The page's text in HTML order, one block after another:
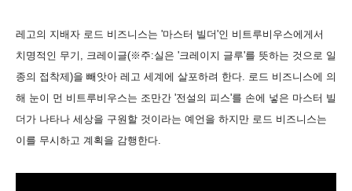
레고의 지배자 로드 비즈니스는 '마스터 빌더'인 비트루비우스에게서
치명적인 무기, 크레이글(※주:실은 '크레이지 글루'를 뜻하는 것으로 일
종의 접착제)을 빼앗아 레고 세계에 살포하려 한다. 로드 비즈니스에 의
해 눈이 먼 비트루비우스는 조만간 '전설의 피스'를 손에 넣은 마스터 빌
더가 나타나 세상을 구원할 것이라는 예언을 하지만 로드 비즈니스는
이를 무시하고 계획을 감행한다.